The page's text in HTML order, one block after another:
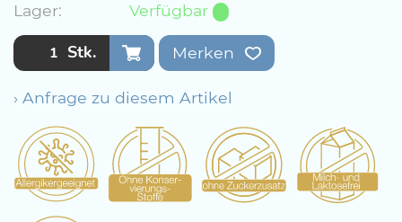
Lager: Verfügbar
Stk. Merken
› Anfrage zu diesem Artikel